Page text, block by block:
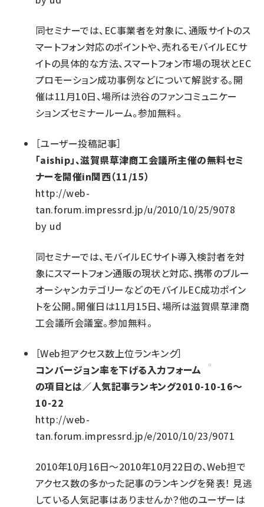
同セミナーでは、EC事業者を対象に、通販サイトのス
マートフォン対応のポイントや、売れるモバイルECサ
イトの具体的な方法、スマートフォン市場の現状とEC
プロモーション成功事例などについて解説する。開
催は11月10日、場所は渋谷のファンコミュニケー
ションズセミナールーム。参加無料。
［ユーザー投稿記事］
「aiship」、滋賀県草津商工会議所主催の無料セミ
ナーを開催in関西（11/15）
http://web-
tan.forum.impressrd.jp/u/2010/10/25/9078
by ud
同セミナーでは、モバイルECサイト導入検討者を対
象にスマートフォン通販の現状と対応、携帯のブルー
オーシャンカテゴリーなどのモバイルEC成功ポイン
トを公開。開催日は11月15日、場所は滋賀県草津商
工会議所会議室。参加無料。
［Web担アクセス数上位ランキング］
コンバージョン率を下げる入力フォーム
の項目とは／人気記事ランキング2010-10-16～
10-22
http://web-
tan.forum.impressrd.jp/e/2010/10/23/9071
2010年10月16日～2010年10月22日の、Web担で
アクセス数の多かった記事のランキングを発表！ 見逃
している人気記事はありませんか？他のユーザーは